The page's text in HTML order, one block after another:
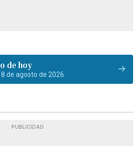
de hoy
de agosto de 2026
PUBLICIDAD